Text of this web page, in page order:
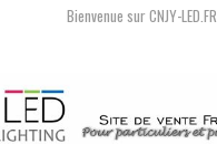
Bienvenue sur CNJY-LED.FR